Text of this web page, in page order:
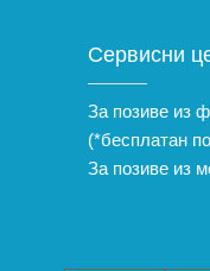
Сервисни
За позиве из
(*бесплатан
За позиве из